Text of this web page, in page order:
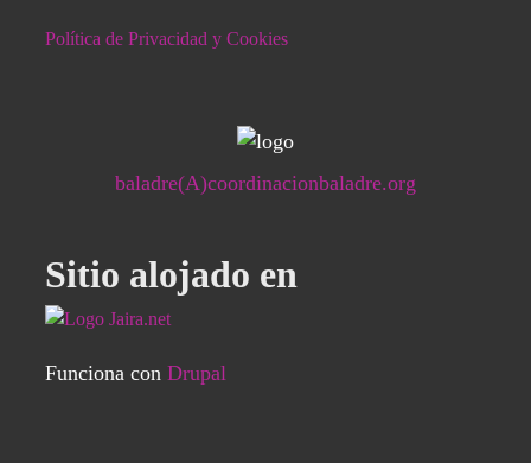
Política de Privacidad y Cookies
baladre(A)coordinacionbaladre.org
Sitio alojado en
Funciona con Drupal